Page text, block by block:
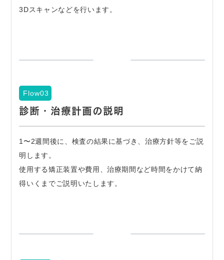
3Dスキャンなどを行います。
Flow03
診断・治療計画の説明
1〜2週間後に、検査の結果に基づき、治療方針等をご説
明します。
使用する矯正装置や費用、治療期間など時間をかけて納
得いくまでご説明いたします。